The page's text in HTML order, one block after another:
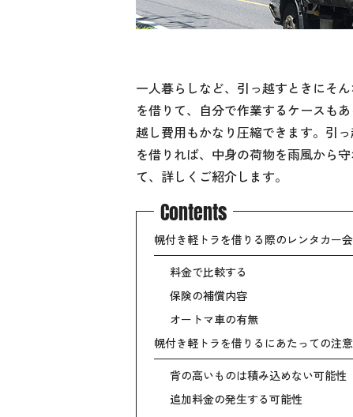
一人暮らしなど、引っ越すときにそ
を借りて、自分で作業するケースも
越し費用もかなり圧縮できます。引
を借りれば、中身の荷物を雨風から
て、詳しくご紹介します。
Contents
幌付き軽トラを借りる際のレンタカー
料金で比較する
保険の補償内容
オートマ車の有無
幌付き軽トラを借りるにあたっての注
背の高いものは積み込めない可能性
追加料金の発生する可能性